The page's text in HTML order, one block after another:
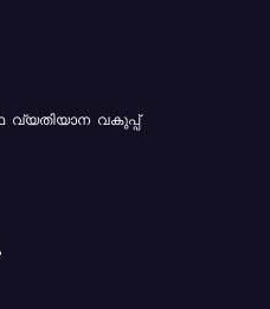
വ്യതിയാന വകുപ്പ്